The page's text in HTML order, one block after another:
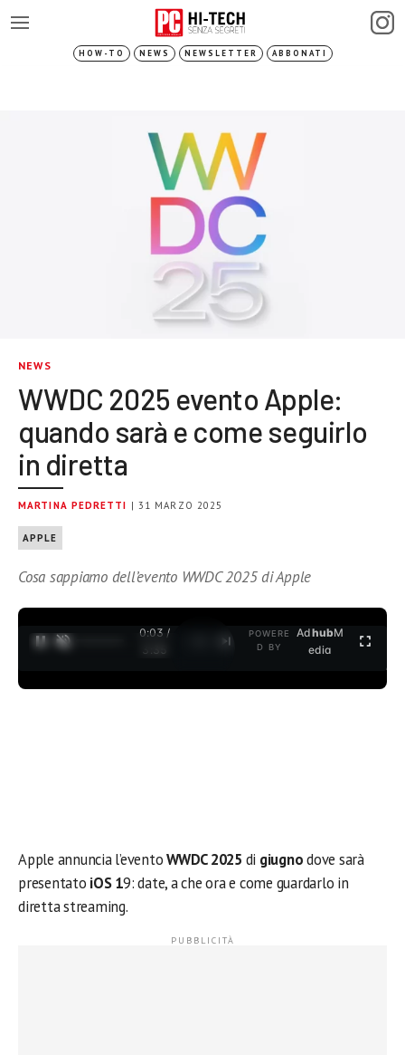
HOW-TO NEWS NEWSLETTER ABBONATI
NEWS
WWDC 2025 evento Apple:
quando sarà e come seguirlo
in diretta
MARTINA PEDRETTI | 31 MARZO 2025
APPLE
Cosa sappiamo dell’evento WWDC 2025 di Apple
0:04 /
3:35
POWERE
D BY
AdhubM
edia
Apple annuncia l’eventoWWDC 2025 di giugnodove sarà
presentato iOS 19: date, a che ora e come guardarlo in
diretta streaming.